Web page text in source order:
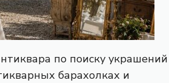
по поиску украшений
барахолках и